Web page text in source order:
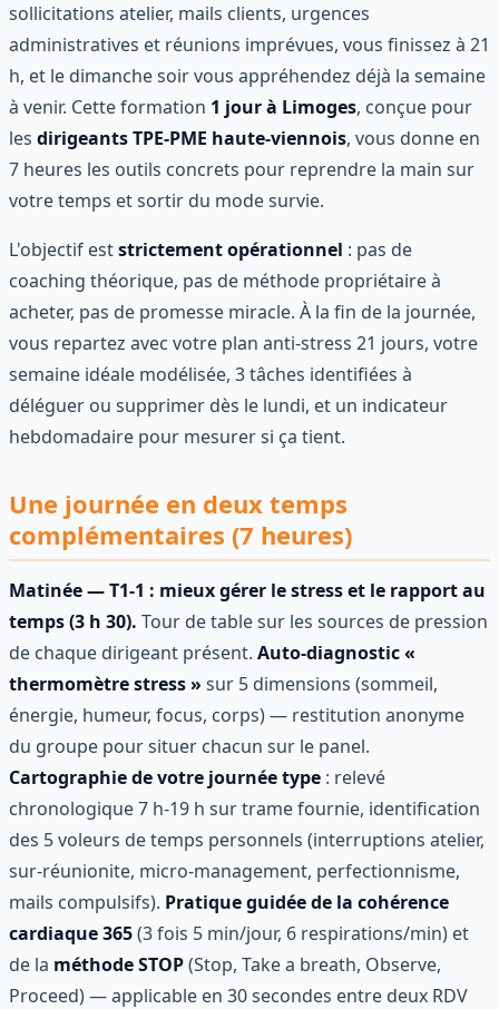
sollicitations atelier, mails clients, urgences
administratives et réunions imprévues, vous finissez à 21
h, et le dimanche soir vous appréhendez déjà la semaine
à venir. Cette formation 1 jour à Limoges, conçue pour
les dirigeants TPE-PME haute-viennois, vous donne en
7 heures les outils concrets pour reprendre la main sur
votre temps et sortir du mode survie.
L'objectif eststrictement opérationnel : pas de
coaching théorique, pas de méthode propriétaire à
acheter, pas de promesse miracle. À la fin de la journée,
vous repartez avec votre plan anti-stress 21 jours, votre
semaine idéale modélisée, 3 tâches identifiées à
déléguer ou supprimer dès le lundi, et un indicateur
hebdomadaire pour mesurer si ça tient.
Une journée en deux temps
complémentaires (7 heures)
Matinée — T1-1 : mieux gérer le stress et le rapport au
temps (3 h 30). Tour de table sur les sources de pression
de chaque dirigeant présent. Auto-diagnostic «
thermomètre stress » sur 5 dimensions (sommeil,
énergie, humeur, focus, corps) — restitution anonyme
du groupe pour situer chacun sur le panel.
Cartographie de votre journée type : relevé
chronologique 7 h-19 h sur trame fournie, identification
des 5 voleurs de temps personnels (interruptions atelier,
sur-réunionite, micro-management, perfectionnisme,
mails compulsifs). Pratique guidée de la cohérence
cardiaque 365(3 fois 5 min/jour, 6 respirations/min) et
de la méthode STOP(Stop, Take a breath, Observe,
Proceed) — applicable en 30 secondes entre deux RDV